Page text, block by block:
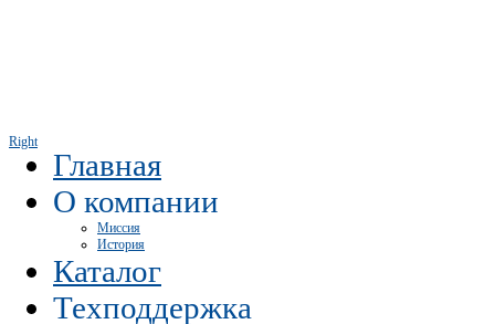
Right
Главная
О компании
Миссия
История
Каталог
Техподдержка